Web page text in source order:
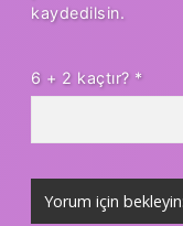
kaydedilsin.
6 + 2 kaçtır? *